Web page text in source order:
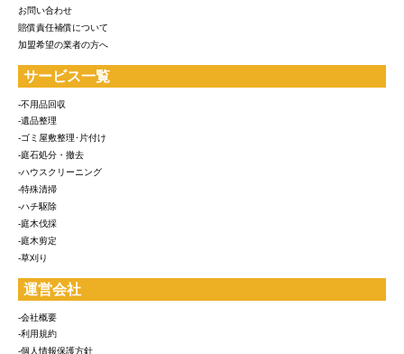
お問い合わせ
賠償責任補償について
加盟希望の業者の方へ
サービス一覧
-不用品回収
-遺品整理
-ゴミ屋敷整理･片付け
-庭石処分・撤去
-ハウスクリーニング
-特殊清掃
-ハチ駆除
-庭木伐採
-庭木剪定
-草刈り
運営会社
-会社概要
-利用規約
-個人情報保護方針